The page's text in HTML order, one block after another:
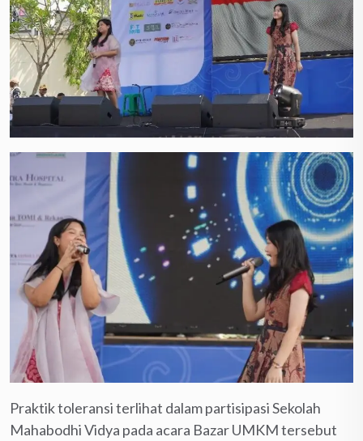
Praktik toleransi terlihat dalam partisipasi Sekolah
Mahabodhi Vidya pada acara Bazar UMKM tersebut